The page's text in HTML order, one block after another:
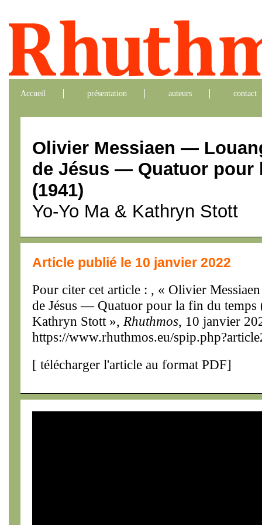
Accueil présentation auteurs contact
Olivier Messiaen —
de Jésus — Quatuor pour
(1941)
Yo-Yo Ma & Kathryn Stott
Article publié le 10 janvier 2022
Pour citer cet article : , « Olivier
de Jésus — Quatuor pour la fin du
Kathryn Stott », Rhuthmos, 10 janvier
https://www.rhuthmos.eu/
[ télécharger l'article au format PDF]